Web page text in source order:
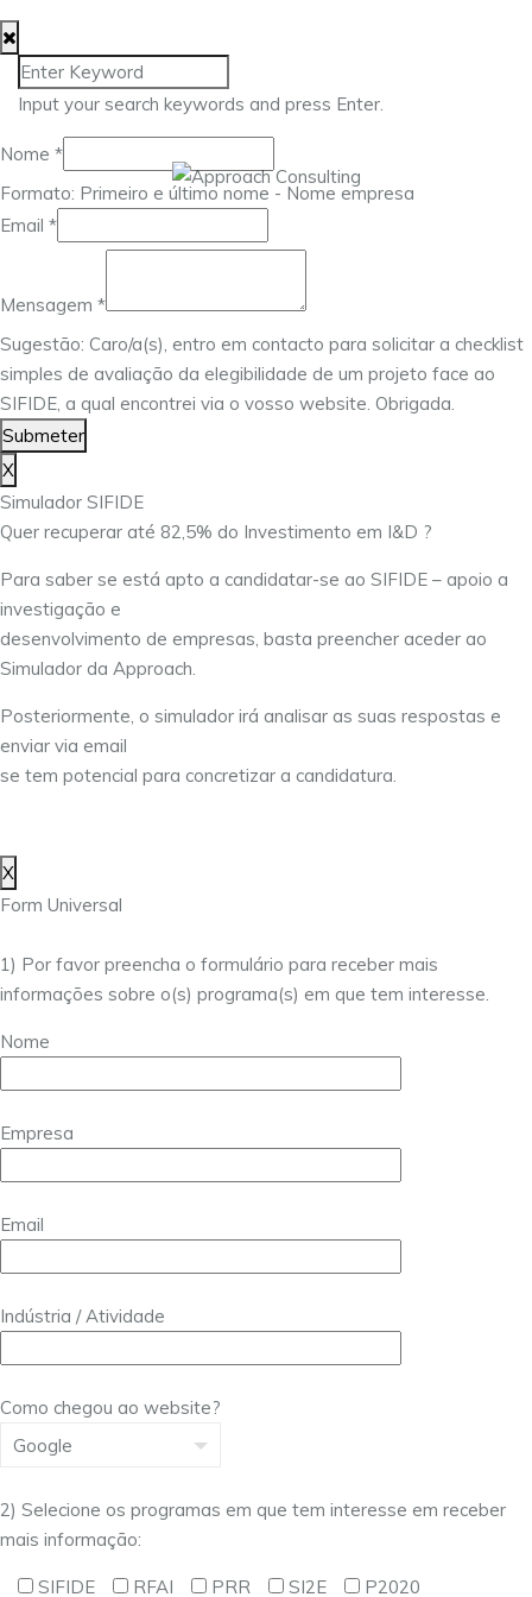
Input your search keywords and press Enter.
Nome *
Formato: Primeiro e último nome - Nome empresa
Email *
Nome
Mensagem *
Sugestão: Caro/a(s), entro em contacto para solicitar a checklist
simples de avaliação da elegibilidade de um projeto face ao
SIFIDE, a qual encontrei via o vosso website. Obrigada.
Submeter
X
Simulador SIFIDE
Quer recuperar até 82,5% do Investimento em I&D ?
Para saber se está apto a candidatar-se ao SIFIDE – apoio a
investigação e
desenvolvimento de empresas, basta preencher aceder ao
Simulador da Approach.
Posteriormente, o simulador irá analisar as suas respostas e
enviar via email
se tem potencial para concretizar a candidatura.
X
Form Universal
1) Por favor preencha o formulário para receber mais
informações sobre o(s) programa(s) em que tem interesse.
Nome
Empresa
Email
Indústria / Atividade
Como chegou ao website?
2) Selecione os programas em que tem interesse em receber
mais informação:
SIFIDE RFAI PRR SI2E P2020